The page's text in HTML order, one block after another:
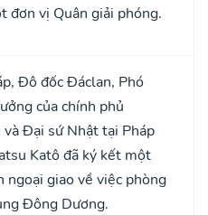
đơn vị Quân giải phóng.
Đô đốc Đáclan, Phó
của chính phủ
và Đại sứ Nhật tại Pháp
Katô đã ký kết một
ngoại giao về việc phòng
Đông Dương.